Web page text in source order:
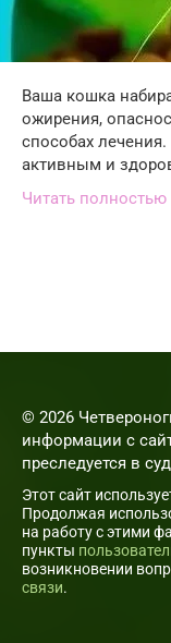
Ваша кошка
ожирения,
способах
активным и
Читать полностью
© 2026
информации с
преследуется в
Этот сайт
Продолжая
на работу с этими
пункты
возникновении
связи.